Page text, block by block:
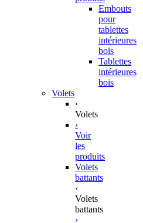
Embouts
pour
tablettes
intérieures
bois
Tablettes
intérieures
bois
Volets
‹
Volets
›
Voir
les
produits
Volets
battants
‹
Volets
battants
›